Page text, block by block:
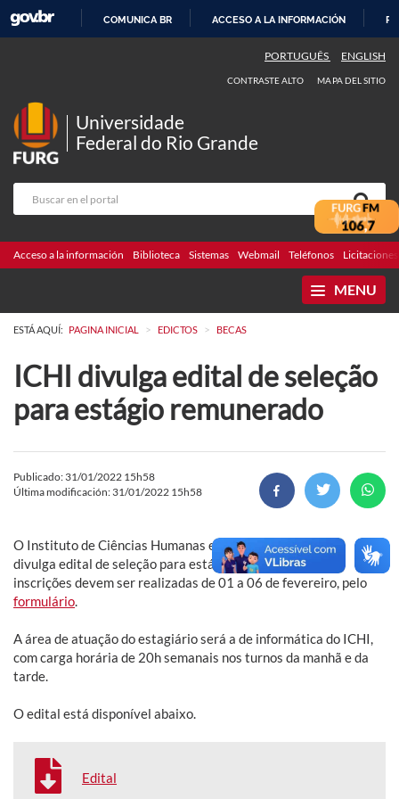
CONTENIDO
COMUNICA BR ACCESO A LA INFORMACIÓN
PORTUGUÊS ENGLISH
CONTRASTE ALTO MAPA DEL SITIO
Universidade
Federal do Rio Grande
Acceso a la información Biblioteca Sistemas Webmail Teléfonos Licitaciones
MENU
ESTÁ AQUÍ: PAGINA INICIAL > EDICTOS > BECAS
ICHI divulga edital de seleção
para estágio remunerado
Publicado: 31/01/2022 15h58
Última modificación: 31/01/2022 15h58
O Instituto de Ciências Humanas e da Informação (ICHI)
divulga edital de seleção para estágio remunerado. As
inscrições devem ser realizadas de 01 a 06 de fevereiro, pelo
formulário
A área de atuação do estagiário será a de informática do ICHI,
com carga horária de 20h semanais nos turnos da manhã e da
tarde.
O edital está disponível abaixo.
Edital